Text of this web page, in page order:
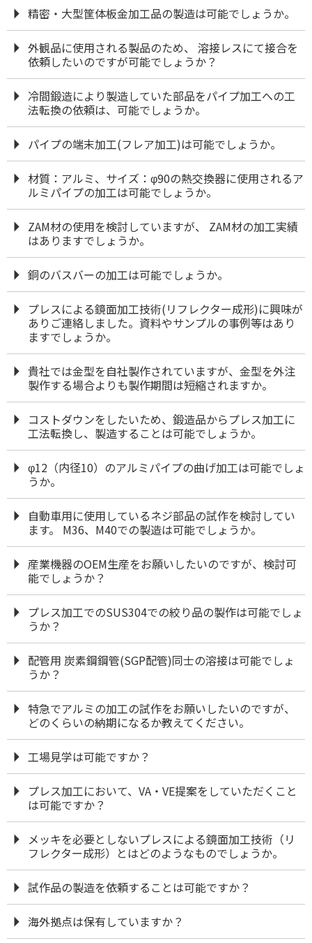
精密・大型筐体板金加工品の製造は可能でしょうか。
外観品に使用される製品のため、 溶接レスにて接合を
依頼したいのですが可能でしょうか？
冷間鍛造により製造していた部品をパイプ加工への工
法転換の依頼は、可能でしょうか。
パイプの端末加工(フレア加工)は可能でしょうか。
材質：アルミ、サイズ：φ90の熱交換器に使用されるア
ルミパイプの加工は可能でしょうか。
ZAM材の使用を検討していますが、 ZAM材の加工実績
はありますでしょうか。
銅のバスバーの加工は可能でしょうか。
プレスによる鏡面加工技術(リフレクター成形)に興味が
ありご連絡しました。資料やサンプルの事例等はあり
ますでしょうか。
貴社では金型を自社製作されていますが、金型を外注
製作する場合よりも製作期間は短縮されますか。
コストダウンをしたいため、鍛造品からプレス加工に
工法転換し、製造することは可能でしょうか。
φ12（内径10）のアルミパイプの曲げ加工は可能でしょ
うか。
自動車用に使用しているネジ部品の試作を検討してい
ます。 M36、M40での製造は可能でしょうか。
産業機器のOEM生産をお願いしたいのですが、検討可
能でしょうか？
プレス加工でのSUS304での絞り品の製作は可能でしょ
うか？
配管用 炭素鋼鋼管(SGP配管)同士の溶接は可能でしょ
うか？
特急でアルミの加工の試作をお願いしたいのですが、
どのくらいの納期になるか教えてください。
工場見学は可能ですか？
プレス加工において、VA・VE提案をしていただくこと
は可能ですか？
メッキを必要としないプレスによる鏡面加工技術（リ
フレクター成形）とはどのようなものでしょうか。
試作品の製造を依頼することは可能ですか？
海外拠点は保有していますか？